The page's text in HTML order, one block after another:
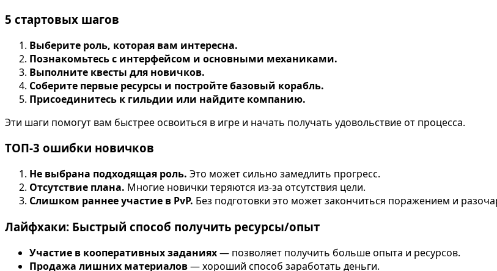
5 стартовых шагов
Выберите роль, которая вам интересна.
Познакомьтесь с интерфейсом и основными механиками.
Выполните квесты для новичков.
Соберите первые ресурсы и постройте базовый корабль.
Присоединитесь к гильдии или найдите компанию.
Эти шаги помогут вам быстрее освоиться в игре и начать получать удовольствие от процесса.
ТОП-3 ошибки новичков
Не выбрана подходящая роль. Это может сильно замедлить прогресс.
Отсутствие плана. Многие новички теряются из-за отсутствия цели.
Слишком раннее участие в PvP. Без подготовки это может закончиться поражением и
Лайфхаки: Быстрый способ получить ресурсы/опыт
Участие в кооперативных заданиях— позволяет получить больше опыта и ресурсов.
Продажа лишних материалов— хороший способ заработать деньги.